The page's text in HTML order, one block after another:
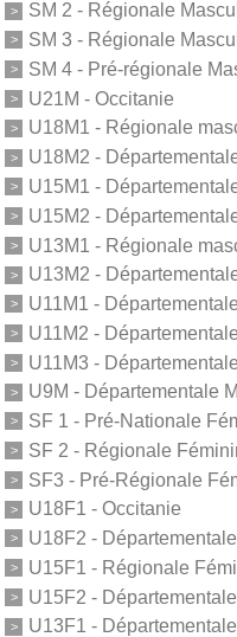
SM 2 - Régionale
SM 3 - Régionale
SM 4 - Pré-régionale
U21M - Occitanie
U18M1 - Régionale
U18M2 -
U15M1 -
U15M2 -
U13M1 - Régionale
U13M2 -
U11M1 -
U11M2 -
U11M3 -
U9M - Départementale
SF 1 - Pré-Nationale
SF 2 - Régionale
SF3 - Pré-Régionale
U18F1 - Occitanie
U18F2 -
U15F1 - Régionale
U15F2 -
U13F1 -